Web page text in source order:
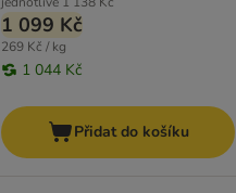
1 099 Kč
269 Kč / kg
1 044 Kč
Přidat do košíku